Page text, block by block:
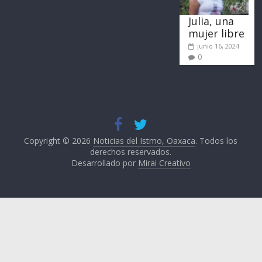
Julia, una
mujer libre
junio 16, 2024
0
Copyright © 2026 Noticias del Istmo, Oaxaca. Todos los
derechos reservados.
Desarrollado por Mirai Creativo